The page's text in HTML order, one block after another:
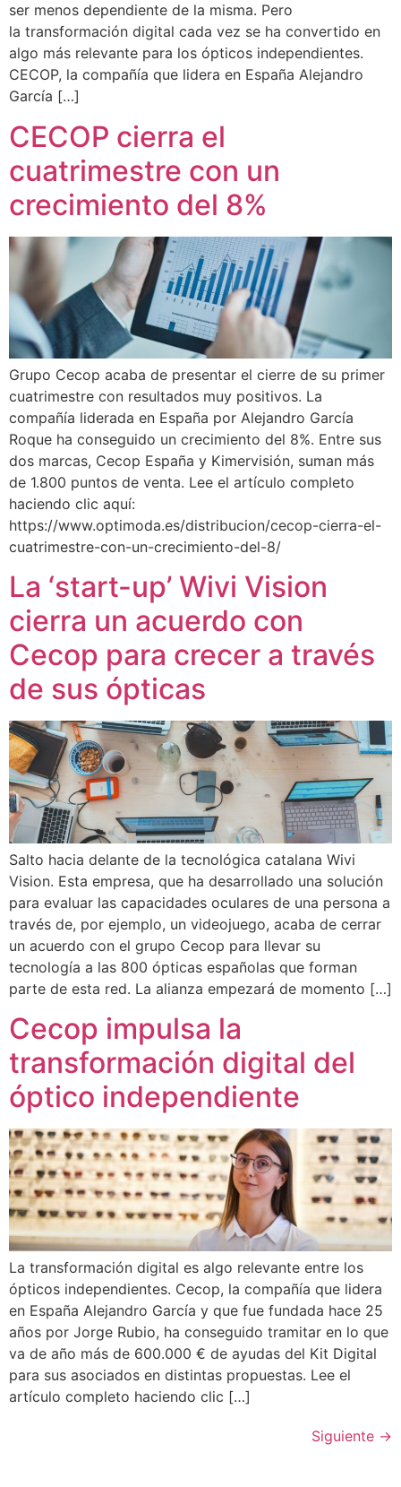
ser menos dependiente de la misma. Pero
la transformación digital cada vez se ha convertido en
algo más relevante para los ópticos independientes.
CECOP, la compañía que lidera en España Alejandro
García […]
CECOP cierra el
cuatrimestre con un
crecimiento del 8%
Grupo Cecop acaba de presentar el cierre de su primer
cuatrimestre con resultados muy positivos. La
compañía liderada en España por Alejandro García
Roque ha conseguido un crecimiento del 8%. Entre sus
dos marcas, Cecop España y Kimervisión, suman más
de 1.800 puntos de venta. Lee el artículo completo
haciendo clic aquí:
https://www.optimoda.es/distribucion/cecop-cierra-el-
cuatrimestre-con-un-crecimiento-del-8/
La ‘start-up’ Wivi Vision
cierra un acuerdo con
Cecop para crecer a través
de sus ópticas
Salto hacia delante de la tecnológica catalana Wivi
Vision. Esta empresa, que ha desarrollado una solución
para evaluar las capacidades oculares de una persona a
través de, por ejemplo, un videojuego, acaba de cerrar
un acuerdo con el grupo Cecop para llevar su
tecnología a las 800 ópticas españolas que forman
parte de esta red. La alianza empezará de momento […]
Cecop impulsa la
transformación digital del
óptico independiente
La transformación digital es algo relevante entre los
ópticos independientes. Cecop, la compañía que lidera
en España Alejandro García y que fue fundada hace 25
años por Jorge Rubio, ha conseguido tramitar en lo que
va de año más de 600.000 € de ayudas del Kit Digital
para sus asociados en distintas propuestas. Lee el
artículo completo haciendo clic […]
Siguiente →